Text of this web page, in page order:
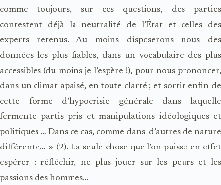
comme toujours, sur ces questions, des parties
contestent déjà la neutralité de l’État et celles des
experts retenus. Au moins disposerons nous des
données les plus fiables, dans un vocabulaire des plus
accessibles (du moins je l’espère !), pour nous prononcer,
dans un climat apaisé, en toute clarté ; et sortir enfin de
cette forme d’hypocrisie générale dans laquelle
fermente partis pris et manipulations idéologiques et
politiques … Dans ce cas, comme dans d’autres de nature
différente… » (2). La seule chose que l’on puisse en effet
espérer : réfléchir, ne plus jouer sur les peurs et les
passions des hommes…